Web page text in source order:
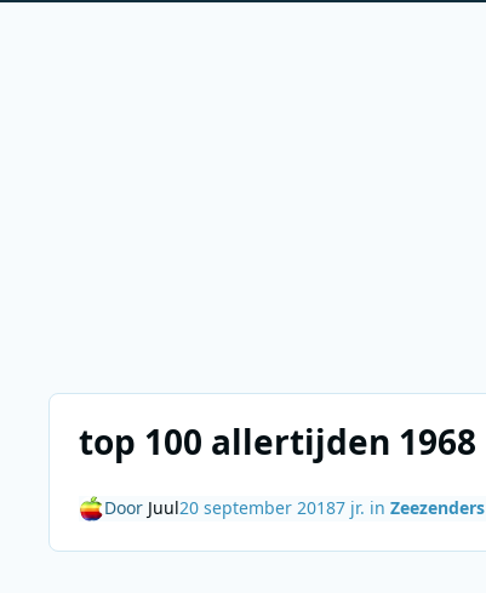
top 100 allertijden 1968
Door Juul20 september 20187 jr. in Zeezenders